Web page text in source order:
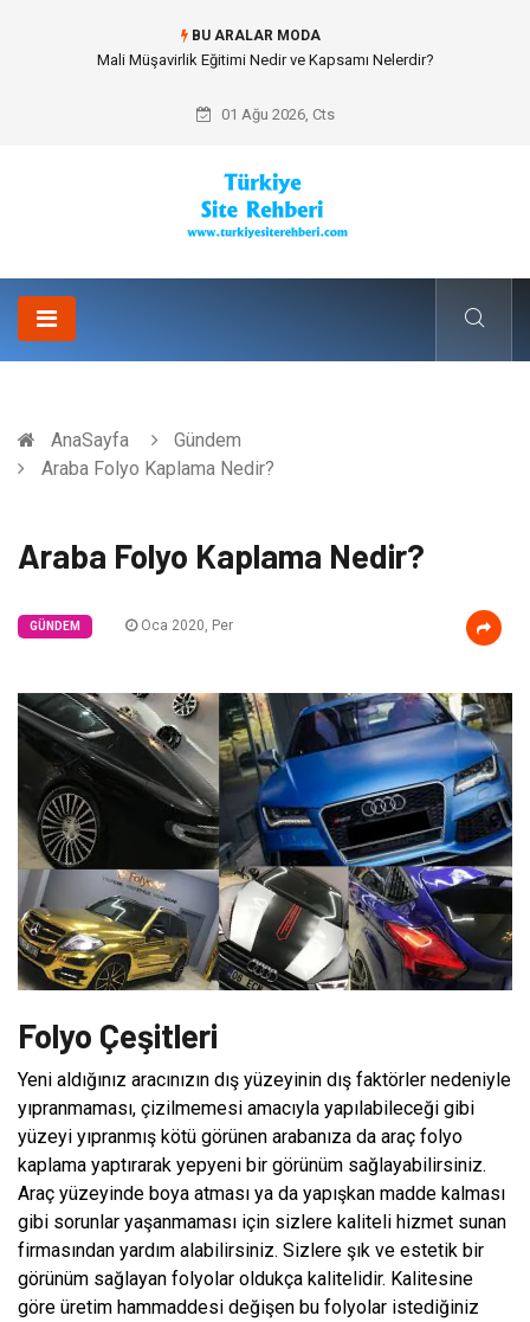
BU ARALAR MODA
Forma Yaptırma Girişimiyle Akademik Spor Topluluklarında Kurumsal
01 Ağu 2026, Cts
AnaSayfa
Gündem
Araba Folyo Kaplama Nedir?
Araba Folyo Kaplama Nedir?
GÜNDEM Oca 2020, Per
Folyo Çeşitleri
Yeni aldığınız aracınızın dış yüzeyinin dış faktörler nedeniyle
yıpranmaması, çizilmemesi amacıyla yapılabileceği gibi
yüzeyi yıpranmış kötü görünen arabanıza da araç folyo
kaplama yaptırarak yepyeni bir görünüm sağlayabilirsiniz.
Araç yüzeyinde boya atması ya da yapışkan madde kalması
gibi sorunlar yaşanmaması için sizlere kaliteli hizmet sunan
firmasından yardım alabilirsiniz. Sizlere şık ve estetik bir
görünüm sağlayan folyolar oldukça kalitelidir. Kalitesine
göre üretim hammaddesi değişen bu folyolar istediğiniz